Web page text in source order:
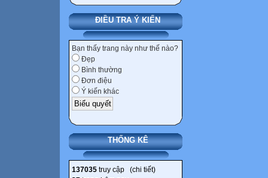
ĐIỀU TRA Ý KIẾN
Bạn thấy trang này như thế nào?
Đẹp
Bình thường
Đơn điệu
Ý kiến khác
THỐNG KÊ
137035 truy cập (chi tiết)